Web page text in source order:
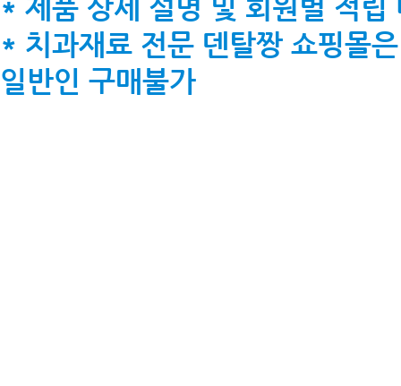
* 제품 상세 설명 및 회원별 적
* 치과재료 전문 덴탈짱 쇼핑몰
일반인 구매불가